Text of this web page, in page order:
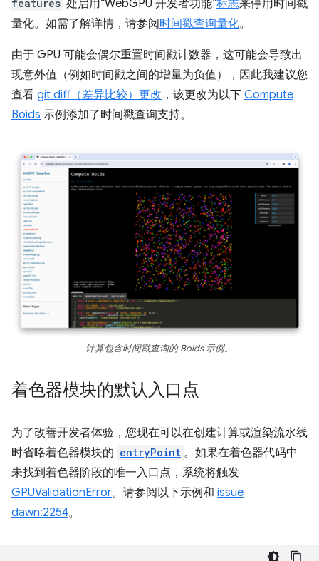
features 处启用“WebGPU 开发者功能”标志来停用时间戳
量化。如需了解详情，请参阅时间戳查询量化。
由于 GPU 可能会偶尔重置时间戳计数器，这可能会导致出
现意外值（例如时间戳之间的增量为负值），因此我建议您
查看 git diff（差异比较）更改 ，该更改为以下 Compute
Boids 示例添加了时间戳查询支持。
计算包含时间戳查询的 Boids 示例。
着色器模块的默认入口点
为了改善开发者体验，您现在可以在创建计算或渲染流水线
时省略着色器模块的 entryPoint 。如果在着色器代码中
未找到着色器阶段的唯一入口点，系统将触发
GPUValidationError。请参阅以下示例和 issue
dawn:2254。